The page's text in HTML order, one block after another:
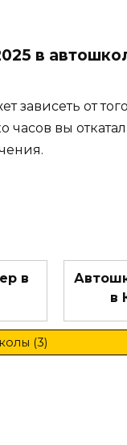
в
зависеть от
часов вы
в
в
(3)